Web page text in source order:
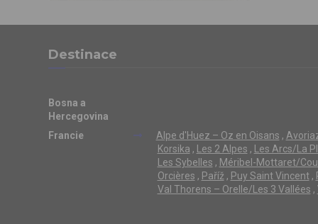
Destinace
Bosna a
Hercegovina
Francie
Alpe d'Huez – Oz en Oisans ,
Korsika , Les 2 Alpes , Les Arcs/La
Les Sybelles , Méribel-Mottaret/
Orcières , Paříž, Puy Saint Vincent,
Val Thorens – Orelle/Les 3 Vallées ,